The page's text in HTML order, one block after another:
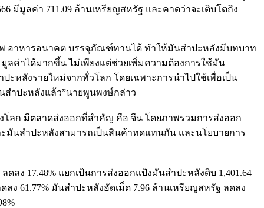
มีมูลค่า 711.09 ล้านเหรียญสหรัฐ และคาดว่าจะเติบโตถึง
อาหารอนาคต บรรจุภัณฑ์ทานได้ ทำให้มันสำปะหลังมีบทบาท
ค่าได้มากขึ้น ไม่เพียงแต่ช่วยเพิ่มความต้องการใช้มัน
หลังรายใหม่จากทั่วโลก โดยเฉพาะการนำไปใช้เพื่อเป็น
ำปะหลังแล้ว”นายพูนพงษ์กล่าว
โลก มีตลาดส่งออกที่สำคัญ คือ จีน โดยภาพรวมการส่งออก
นสำปะหลังสามารถเป็นสินค้าทดแทนกัน และนโยบายการ
ง 17.48% แยกเป้นการส่งออกแป้งมันสำปะหลังดิบ 1,401.64
ง 61.77% มันสำปะหลังอัดเม็ด 7.96 ล้านเหรียญสหรัฐ ลดลง